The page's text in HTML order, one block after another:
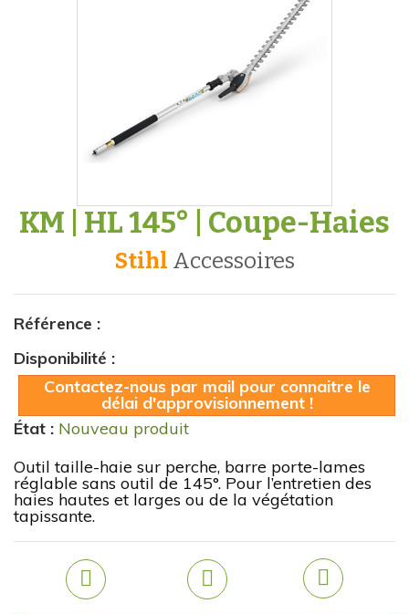
KM | HL 145° | Coupe-Haies
Stihl accessoires
Référence :
Disponibilité :
Contactez-nous par mail pour connaitre le
délai d'approvisionnement !
État : Nouveau produit
Outil taille-haie sur perche, barre porte-lames
réglable sans outil de 145°. Pour l’entretien des
haies hautes et larges ou de la végétation
tapissante.